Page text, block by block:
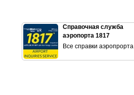
Справочная служба
аэропорта 1817
Все справки аэропрорта